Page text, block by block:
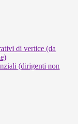
di vertice (da
(dirigenti non